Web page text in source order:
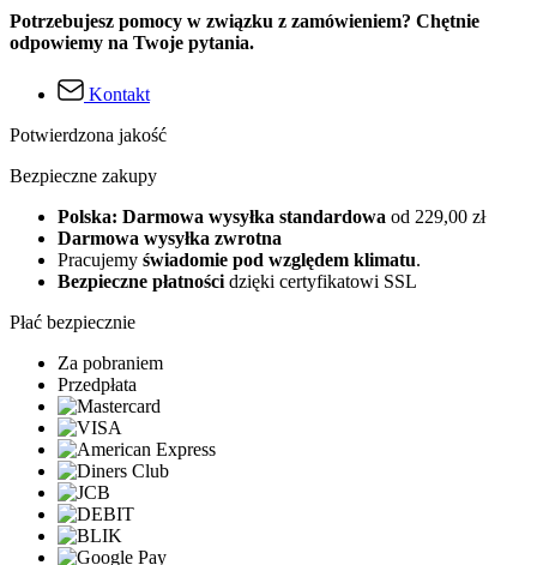
Potrzebujesz pomocy w związku z zamówieniem? Chętnie
odpowiemy na Twoje pytania.
Kontakt
Potwierdzona jakość
Bezpieczne zakupy
Polska: Darmowa wysyłka standardowa od 229,00 zł
Darmowa wysyłka zwrotna
Pracujemy świadomie pod względem klimatu.
Bezpieczne płatności dzięki certyfikatowi SSL
Płać bezpiecznie
Za pobraniem
Przedpłata